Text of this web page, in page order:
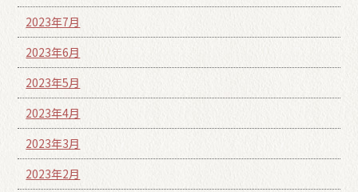
2023年7月
2023年6月
2023年5月
2023年4月
2023年3月
2023年2月